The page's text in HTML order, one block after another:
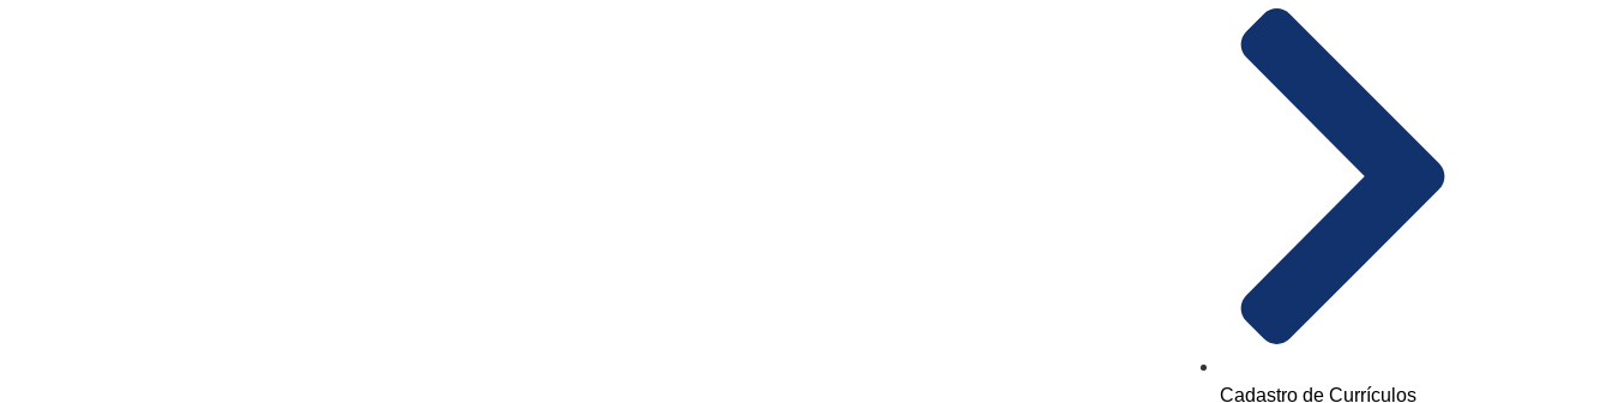
Cadastro de Currículos